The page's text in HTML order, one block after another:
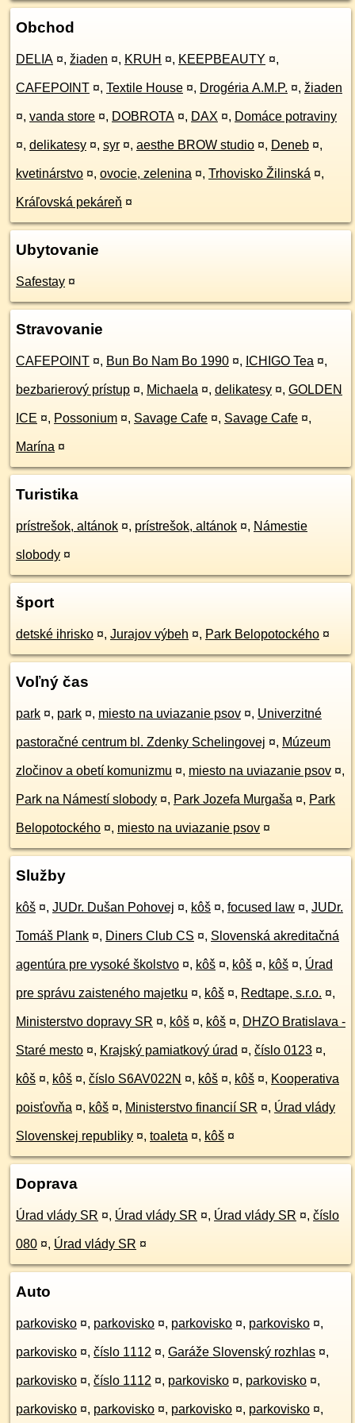
Obchod
DELIA ¤, žiaden ¤, KRUH ¤, KEEPBEAUTY ¤,
CAFEPOINT ¤, Textile House ¤, Drogéria A.M.P. ¤, žiaden
¤, vanda store ¤, DOBROTA ¤, DAX ¤, Domáce potraviny
¤, delikatesy ¤, syr ¤, aesthe BROW studio ¤, Deneb ¤,
kvetinárstvo ¤, ovocie, zelenina ¤, Trhovisko Žilinská ¤,
Kráľovská pekáreň ¤
Ubytovanie
Safestay ¤
Stravovanie
CAFEPOINT ¤, Bun Bo Nam Bo 1990 ¤, ICHIGO Tea ¤,
bezbarierový prístup ¤, Michaela ¤, delikatesy ¤, GOLDEN
ICE ¤, Possonium ¤, Savage Cafe ¤, Savage Cafe ¤,
Marína ¤
Turistika
prístrešok, altánok ¤, prístrešok, altánok ¤, Námestie
slobody ¤
šport
detské ihrisko ¤, Jurajov výbeh ¤, Park Belopotockého ¤
Voľný čas
park ¤, park ¤, miesto na uviazanie psov ¤, Univerzitné
pastoračné centrum bl. Zdenky Schelingovej ¤, Múzeum
zločinov a obetí komunizmu ¤, miesto na uviazanie psov ¤,
Park na Námestí slobody ¤, Park Jozefa Murgaša ¤, Park
Belopotockého ¤, miesto na uviazanie psov ¤
Služby
kôš ¤, JUDr. Dušan Pohovej ¤, kôš ¤, focused law ¤, JUDr.
Tomáš Plank ¤, Diners Club CS ¤, Slovenská akreditačná
agentúra pre vysoké školstvo ¤, kôš ¤, kôš ¤, kôš ¤, Úrad
pre správu zaisteného majetku ¤, kôš ¤, Redtape, s.r.o. ¤,
Ministerstvo dopravy SR ¤, kôš ¤, kôš ¤, DHZO Bratislava -
Staré mesto ¤, Krajský pamiatkový úrad ¤, číslo 0123 ¤,
kôš ¤, kôš ¤, číslo S6AV022N ¤, kôš ¤, kôš ¤, Kooperativa
poisťovňa ¤, kôš ¤, Ministerstvo financií SR ¤, Úrad vlády
Slovenskej republiky ¤, toaleta ¤, kôš ¤
Doprava
Úrad vlády SR ¤, Úrad vlády SR ¤, Úrad vlády SR ¤, číslo
080 ¤, Úrad vlády SR ¤
Auto
parkovisko ¤, parkovisko ¤, parkovisko ¤, parkovisko ¤,
parkovisko ¤, číslo 1112 ¤, Garáže Slovenský rozhlas ¤,
parkovisko ¤, číslo 1112 ¤, parkovisko ¤, parkovisko ¤,
parkovisko ¤, parkovisko ¤, parkovisko ¤, parkovisko ¤,